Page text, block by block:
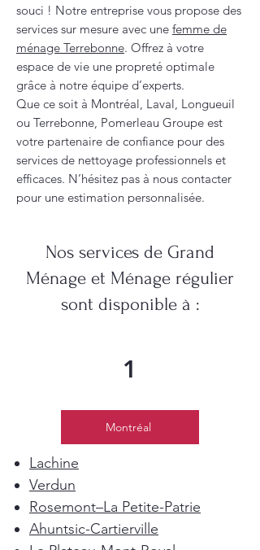
souci ! Notre entreprise vous propose des
services sur mesure avec une femme de
ménage Terrebonne. Offrez à votre
espace de vie une propreté optimale
grâce à notre équipe d’experts.
Que ce soit à Montréal, Laval, Longueuil
ou Terrebonne, Pomerleau Groupe est
votre partenaire de confiance pour des
services de nettoyage professionnels et
efficaces. N’hésitez pas à nous contacter
pour une estimation personnalisée.
Nos services de Grand
Ménage et Ménage régulier
sont disponible à :
1
Montréal
Lachine
Verdun
Rosemont–La Petite-Patrie
Ahuntsic-Cartierville